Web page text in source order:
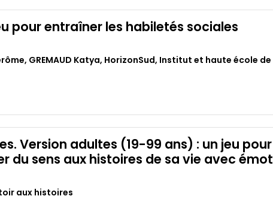
pour entraîner les habiletés sociales
, GREMAUD Katya, HorizonSud, Institut et haute école de
Version adultes (19-99 ans) : un jeu
du sens aux histoires de sa vie avec
aux histoires